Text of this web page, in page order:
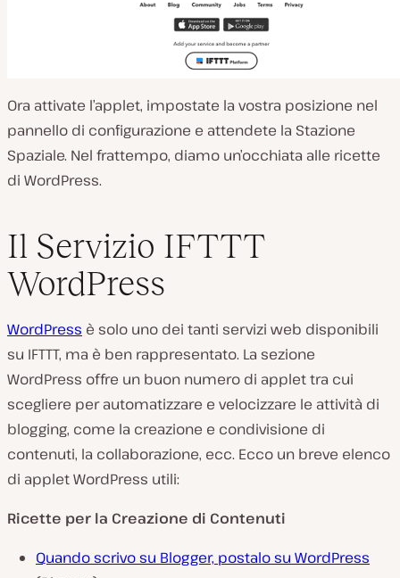
Ora attivate l’applet, impostate la vostra posizione nel
pannello di configurazione e attendete la Stazione
Spaziale. Nel frattempo, diamo un’occhiata alle ricette
di WordPress.
Il Servizio IFTTT
WordPress
WordPress è solo uno dei tanti servizi web disponibili
su IFTTT, ma è ben rappresentato. La sezione
WordPress offre un buon numero di applet tra cui
scegliere per automatizzare e velocizzare le attività di
blogging, come la creazione e condivisione di
contenuti, la collaborazione, ecc. Ecco un breve elenco
di applet WordPress utili:
Ricette per la Creazione di Contenuti
Quando scrivo su Blogger, postalo su WordPress